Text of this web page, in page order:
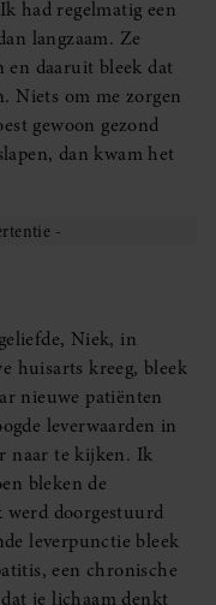
had regelmatig een
langzaam. Ze
daaruit bleek dat
Niets om me zorgen
gewoon gezond
dan kwam het
Niek, in
huisarts kreeg, bleek
nieuwe patiënten
leverwaarden in
naar te kijken. Ik
bleken de
werd doorgestuurd
leverpunctie bleek
een chronische
je lichaam denkt